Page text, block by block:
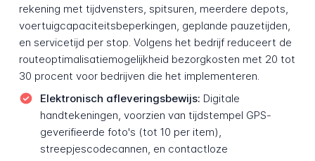
rekening met tijdvensters, spitsuren, meerdere depots,
voertuigcapaciteitsbeperkingen, geplande pauzetijden,
en servicetijd per stop. Volgens het bedrijf reduceert de
routeoptimalisatiemogelijkheid bezorgkosten met 20 tot
30 procent voor bedrijven die het implementeren.
Elektronisch afleveringsbewijs: Digitale
handtekeningen, voorzien van tijdstempel GPS-
geverifieerde foto's (tot 10 per item),
streepjescodecannen, en contactloze